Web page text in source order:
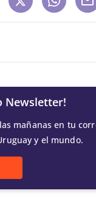
Newsletter!
mañanas en tu
y el mundo.